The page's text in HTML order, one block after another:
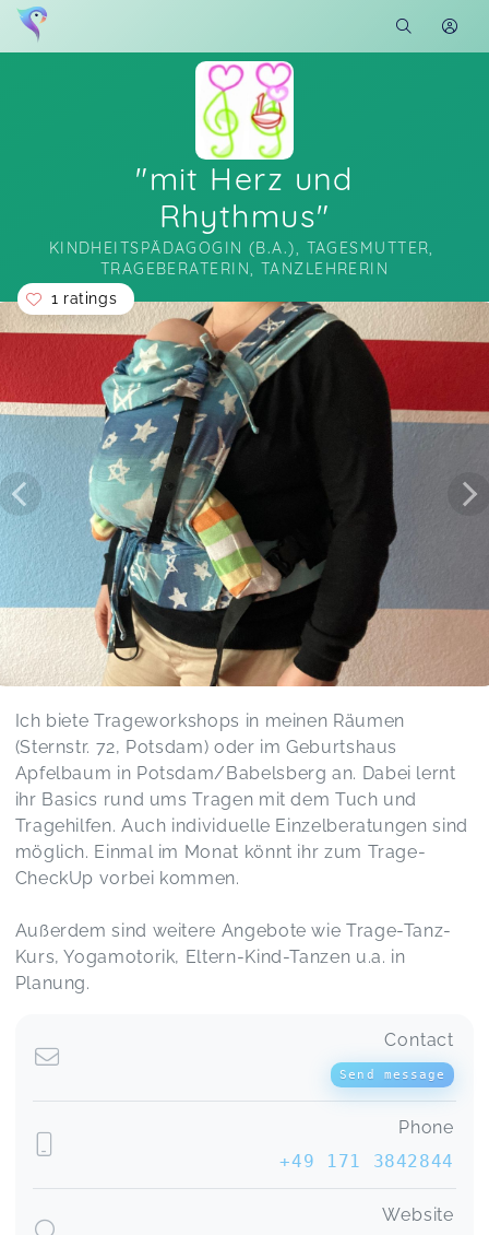
"mit Herz und
Rhythmus"
KINDHEITSPÄDAGOGIN (B.A.), TAGESMUTTER,
TRAGEBERATERIN, TANZLEHRERIN
Soon you will learn more about me here...
1 ratings
Ich biete Trageworkshops in meinen Räumen
(Sternstr. 72, Potsdam) oder im Geburtshaus
Apfelbaum in Potsdam/Babelsberg an. Dabei lernt
ihr Basics rund ums Tragen mit dem Tuch und
Tragehilfen. Auch individuelle Einzelberatungen sind
möglich. Einmal im Monat könnt ihr zum Trage-
CheckUp vorbei kommen.
Außerdem sind weitere Angebote wie Trage-Tanz-
Kurs, Yogamotorik, Eltern-Kind-Tanzen u.a. in
Planung.
Contact
Send message
Phone
+49 171 3842844
Website